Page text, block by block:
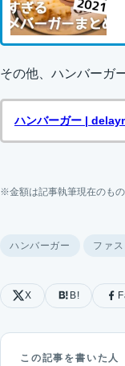
その他、ハンバーガ
ハンバーガー |
※金額は記事執筆現在のも
ハンバーガー ファ
X B!
この記事を書いた人